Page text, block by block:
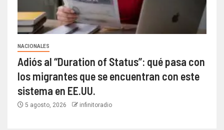
NACIONALES
Adiós al “Duration of Status”: qué pasa con
los migrantes que se encuentran con este
sistema en EE.UU.
5 agosto, 2026 infinitoradio